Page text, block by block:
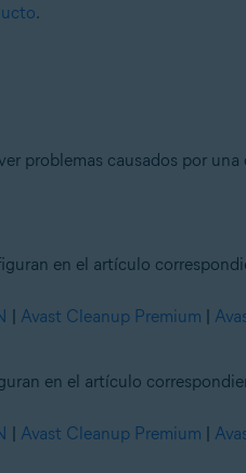
.
problemas causados por
en el artículo
| Avast Cleanup Premium |
en el artículo
| Avast Cleanup Premium |